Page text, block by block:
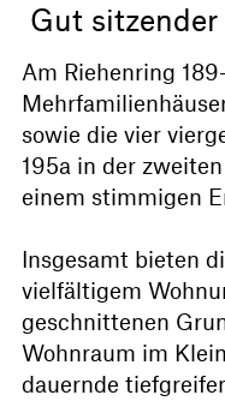
Gut
Am Riehenring
sowie die vier
195a in der
einem stimmigen
Insgesamt bieten
vielfältigem
geschnittenen
Wohnraum im
dauernde